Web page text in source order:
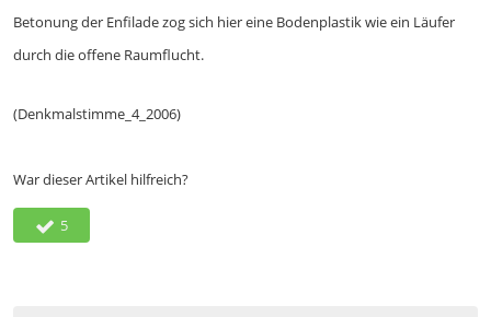
Betonung der Enfilade zog sich hier eine Bodenplastik wie ein Läufer
durch die offene Raumflucht.
(Denkmalstimme_4_2006)
War dieser Artikel hilfreich?
5